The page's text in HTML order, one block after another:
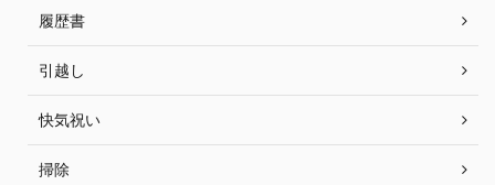
履歴書
引越し
快気祝い
掃除